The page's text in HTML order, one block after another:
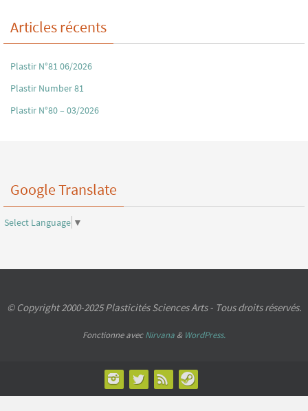
Articles récents
Plastir N°81 06/2026
Plastir Number 81
Plastir N°80 – 03/2026
Google Translate
Select Language ▼
© Copyright 2000-2025 Plasticités Sciences Arts - Tous droits réservés.
Fonctionne avecNirvana & WordPress.